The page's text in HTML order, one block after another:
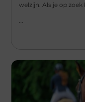
welzijn. Als je op